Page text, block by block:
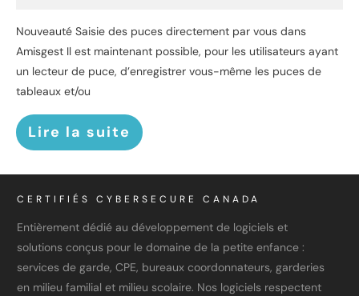
Nouveauté Saisie des puces directement par vous dans
Amisgest Il est maintenant possible, pour les utilisateurs ayant
un lecteur de puce, d’enregistrer vous-même les puces de
tableaux et/ou
Lire la suite
CERTIFIÉS CYBERSECURE CANADA
Entièrement dédié au développement de logiciels et
solutions conçus pour le domaine de la petite enfance :
services de garde, CPE, bureaux coordonnateurs, garderies
en milieu familial et milieu scolaire. Nos logiciels respectent